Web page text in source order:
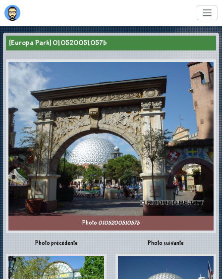
[Europa Park] 010520051057b
Photo 010520051057b
Photo précédente Photo suivante